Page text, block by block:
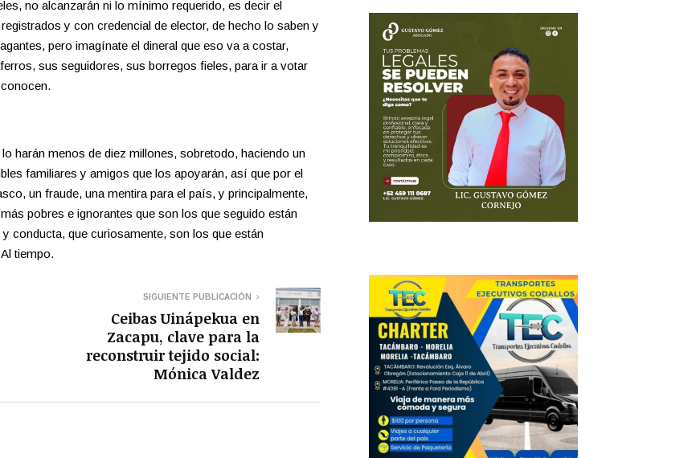
no alcanzarán ni lo mínimo requerido, es decir el
y con credencial de elector, de hecho lo saben y
pero imagínate el dineral que eso va a costar,
sus seguidores, sus borregos fieles, para ir a votar
harán menos de diez millones, sobretodo, haciendo un
familiares y amigos que los apoyarán, así que por el
un fraude, una mentira para el país, y principalmente,
pobres e ignorantes que son los que seguido están
conducta, que curiosamente, son los que están
tiempo.
SIGUIENTE PUBLICACIÓN
Ceibas Uinápekua en
Zacapu, clave para la
reconstruir tejido social:
Mónica Valdez